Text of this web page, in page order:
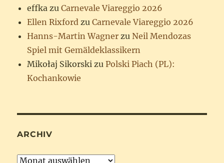
effka zuCarnevale Viareggio 2026
Ellen Rixford zuCarnevale Viareggio 2026
Hanns-Martin Wagner zuNeil Mendozas
Spiel mit Gemäldeklassikern
Mikołaj Sikorski zuPolski Piach (PL):
Kochankowie
ARCHIV
Archiv